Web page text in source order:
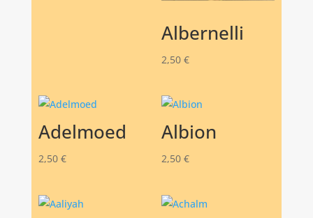
Albernelli
2,50 €
Adelmoed
2,50 €
Albion
2,50 €